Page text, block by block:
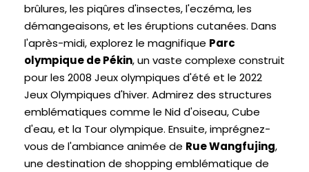
brûlures, les piqûres d'insectes, l'eczéma, les
démangeaisons, et les éruptions cutanées. Dans
l'après-midi, explorez le magnifique Parc
olympique de Pékin, un vaste complexe construit
pour les 2008 Jeux olympiques d'été et le 2022
Jeux Olympiques d'hiver. Admirez des structures
emblématiques comme le Nid d'oiseau, Cube
d'eau, et la Tour olympique. Ensuite, imprégnez-
vous de l'ambiance animée de Rue Wangfujing,
une destination de shopping emblématique de